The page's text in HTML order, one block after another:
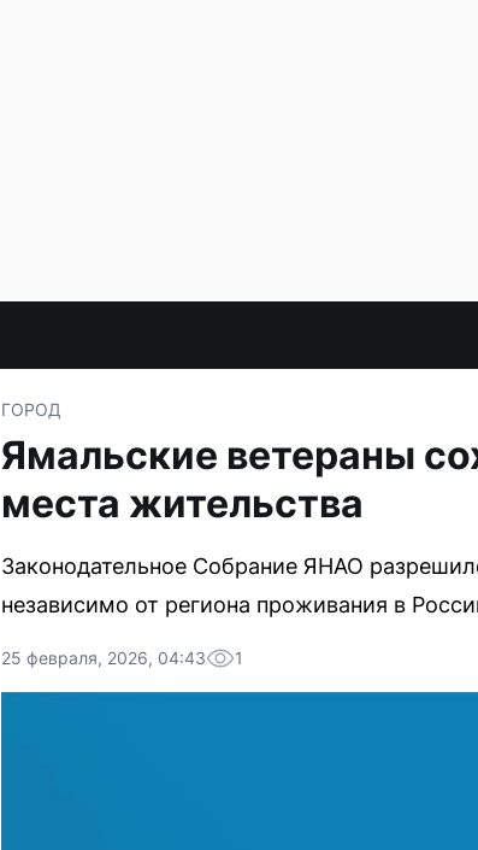
ГОРОД
Ямальские ветераны
места жительства
Законодательное Собрание ЯНАО
независимо от региона проживания в
25 февраля, 2026, 04:43 1